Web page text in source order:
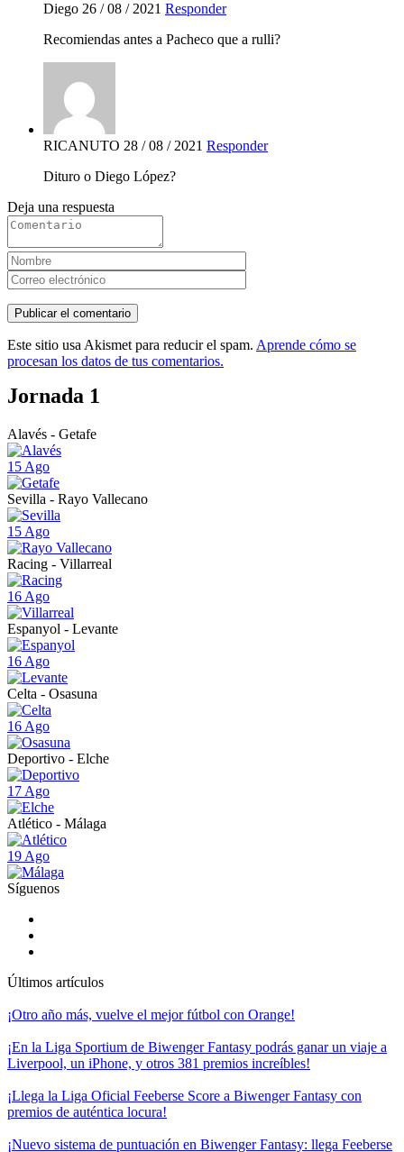
Diego 26 / 08 / 2021 Responder
Recomiendas antes a Pacheco que a rulli?
RICANUTO 28 / 08 / 2021 Responder
Dituro o Diego López?
Deja una respuesta
Este sitio usa Akismet para reducir el spam. Aprende cómo se
procesan los datos de tus comentarios.
Jornada 1
Alavés - Getafe
15 Ago
Sevilla - Rayo Vallecano
15 Ago
Racing - Villarreal
16 Ago
Espanyol - Levante
16 Ago
Celta - Osasuna
16 Ago
Deportivo - Elche
17 Ago
Atlético - Málaga
19 Ago
Síguenos
Últimos artículos
¡Otro año más, vuelve el mejor fútbol con Orange!
¡En la Liga Sportium de Biwenger Fantasy podrás ganar un viaje a
Liverpool, un iPhone, y otros 381 premios increíbles!
¡Llega la Liga Oficial Feeberse Score a Biwenger Fantasy con
premios de auténtica locura!
¡Nuevo sistema de puntuación en Biwenger Fantasy: llega Feeberse